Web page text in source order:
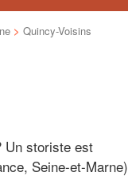
> Quincy-Voisins
Un storiste est
Seine-et-Marne)